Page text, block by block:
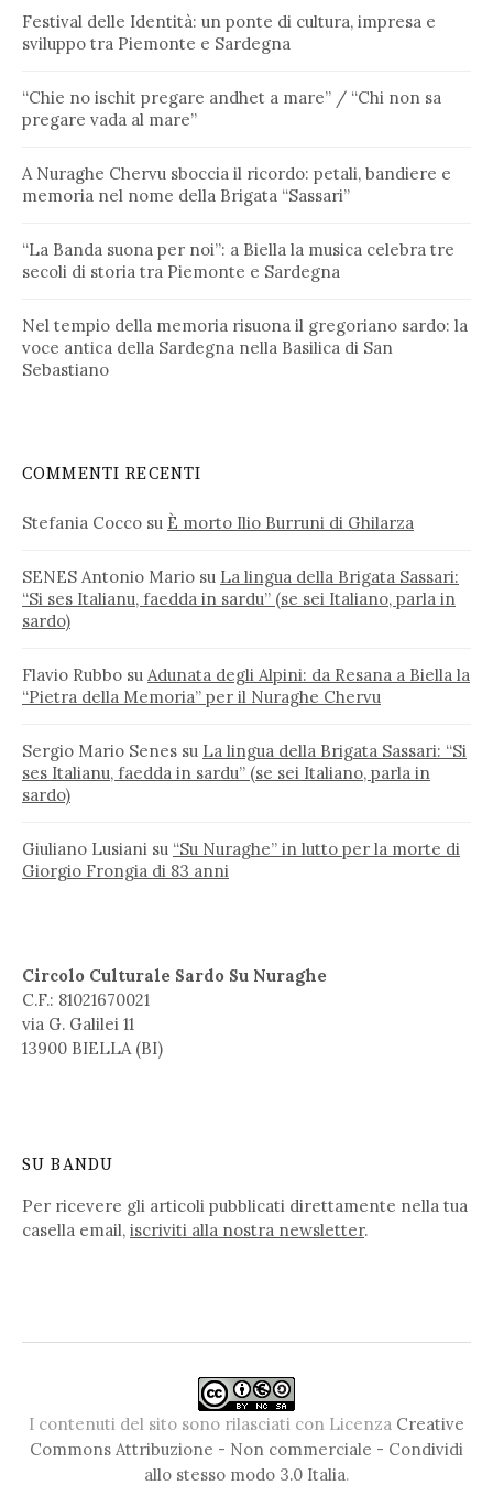
Festival delle Identità: un ponte di cultura, impresa e
sviluppo tra Piemonte e Sardegna
“Chie no ischit pregare andhet a mare” / “Chi non sa
pregare vada al mare”
A Nuraghe Chervu sboccia il ricordo: petali, bandiere e
memoria nel nome della Brigata “Sassari”
“La Banda suona per noi”: a Biella la musica celebra tre
secoli di storia tra Piemonte e Sardegna
Nel tempio della memoria risuona il gregoriano sardo: la
voce antica della Sardegna nella Basilica di San
Sebastiano
COMMENTI RECENTI
Stefania Cocco su È morto Ilio Burruni di Ghilarza
SENES Antonio Mario su La lingua della Brigata Sassari:
“Si ses Italianu, faedda in sardu” (se sei Italiano, parla in
sardo)
Flavio Rubbo su Adunata degli Alpini: da Resana a Biella la
“Pietra della Memoria” per il Nuraghe Chervu
Sergio Mario Senes su La lingua della Brigata Sassari: “Si
ses Italianu, faedda in sardu” (se sei Italiano, parla in
sardo)
Giuliano Lusiani su “Su Nuraghe” in lutto per la morte di
Giorgio Frongia di 83 anni
Circolo Culturale Sardo Su Nuraghe
C.F.: 81021670021
via G. Galilei 11
13900 BIELLA (BI)
SU BANDU
Per ricevere gli articoli pubblicati direttamente nella tua
casella email, iscriviti alla nostra newsletter.
I contenuti del sito sono rilasciati con Licenza Creative
Commons Attribuzione - Non commerciale - Condividi
allo stesso modo 3.0 Italia.